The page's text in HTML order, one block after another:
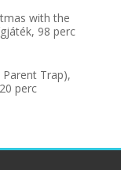
with the
98 perc
Trap),
perc